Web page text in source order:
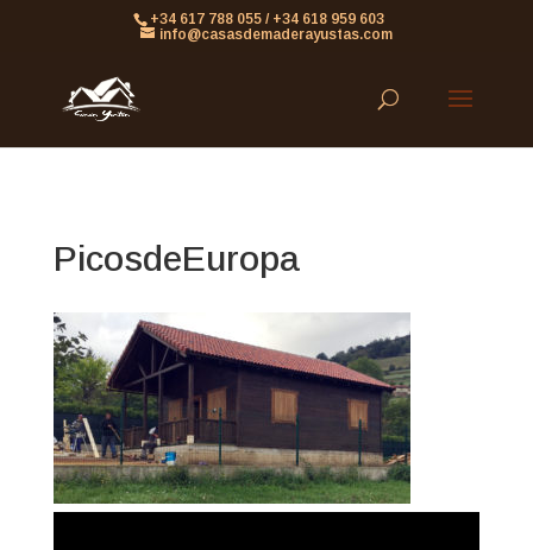
861613063953479
+34 617 788 055 / +34 618 959 603
info@casasdemaderayustas.com
PicosdeEuropa